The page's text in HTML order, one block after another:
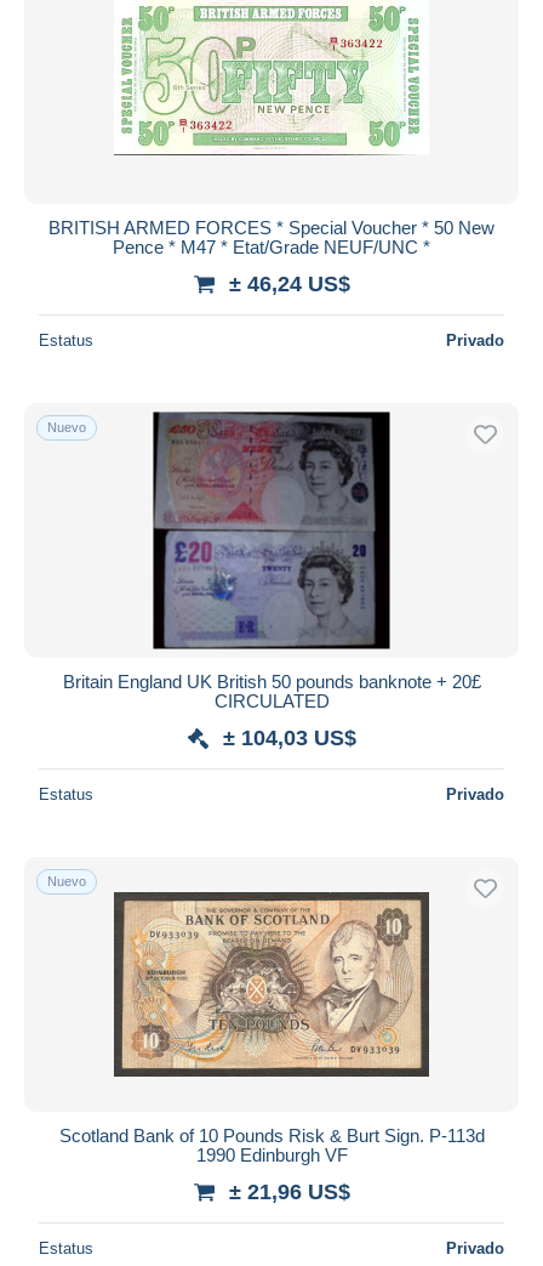
BRITISH ARMED FORCES * Special Voucher * 50 New
Pence * M47 * Etat/Grade NEUF/UNC *
± 46,24 US$
Estatus Privado
Nuevo
Britain England UK British 50 pounds banknote + 20£
CIRCULATED
± 104,03 US$
Estatus Privado
Nuevo
Scotland Bank of 10 Pounds Risk & Burt Sign. P-113d
1990 Edinburgh VF
± 21,96 US$
Estatus Privado